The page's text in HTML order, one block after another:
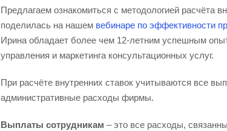
Предлагаем ознакомиться с методологией расчёта
поделилась на нашем вебинаре по эффективности
Ирина обладает более чем 12-летним успешным
управления и маркетинга консультационных услуг.
При расчёте внутренних ставок учитываются все
административные расходы фирмы.
Выплаты сотрудникам – это все расходы,